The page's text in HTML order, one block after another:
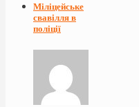
Міліцейське
свавілля в
поліції